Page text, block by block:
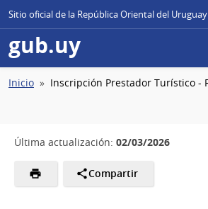
Sitio oficial de la República Oriental del Uruguay
gub.uy
Ruta
Inicio Inscripción Prestador Turístico -
Última actualización: 02/03/2026
Compartir